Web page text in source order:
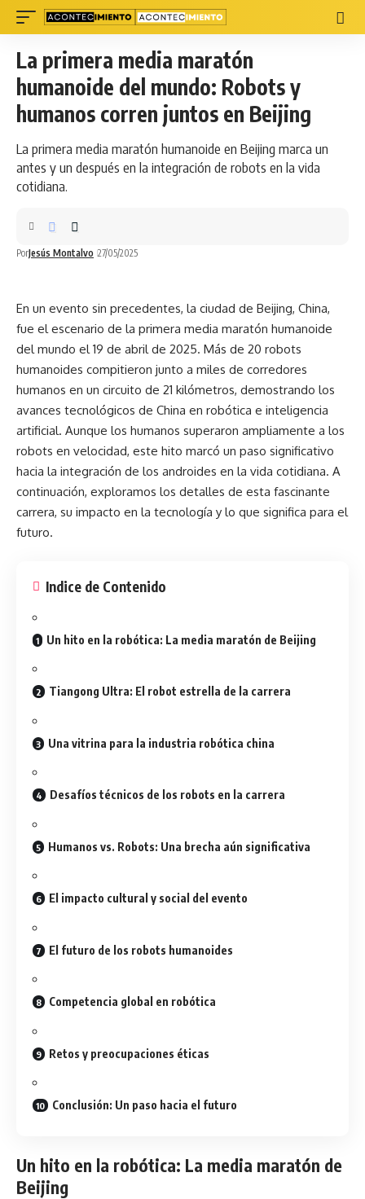
La primera media maratón
humanoide del mundo: Robots y
humanos corren juntos en Beijing
La primera media maratón humanoide en Beijing marca un
antes y un después en la integración de robots en la vida
cotidiana.
PorJesús Montalvo 27/05/2025
En un evento sin precedentes, la ciudad de Beijing, China,
fue el escenario de la primera media maratón humanoide
del mundo el 19 de abril de 2025. Más de 20 robots
humanoides compitieron junto a miles de corredores
humanos en un circuito de 21 kilómetros, demostrando los
avances tecnológicos de China en robótica e inteligencia
artificial. Aunque los humanos superaron ampliamente a los
robots en velocidad, este hito marcó un paso significativo
hacia la integración de los androides en la vida cotidiana. A
continuación, exploramos los detalles de esta fascinante
carrera, su impacto en la tecnología y lo que significa para el
futuro.
Indice de Contenido
Un hito en la robótica: La media maratón de Beijing
Tiangong Ultra: El robot estrella de la carrera
Una vitrina para la industria robótica china
Desafíos técnicos de los robots en la carrera
Humanos vs. Robots: Una brecha aún significativa
El impacto cultural y social del evento
El futuro de los robots humanoides
Competencia global en robótica
Retos y preocupaciones éticas
Conclusión: Un paso hacia el futuro
Un hito en la robótica: La media maratón de
Beijing